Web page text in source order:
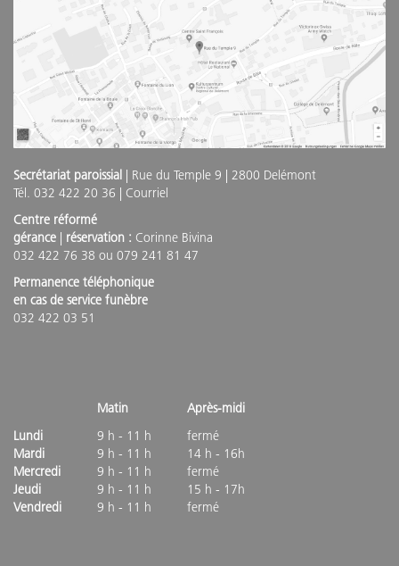
Secrétariat paroissial | Rue du Temple 9 | 2800 Delémont
Tél. 032 422 20 36 | Courriel
Centre réformé
gérance | réservation : Corinne Bivina
032 422 76 38 ou 079 241 81 47
Permanence téléphonique
en cas de service funèbre
032 422 03 51
Matin
Après-midi
Lundi
9 h - 11 h
fermé
Mardi
9 h - 11 h
14 h - 16h
Mercredi
9 h - 11 h
fermé
Jeudi
9 h - 11 h
15 h - 17h
Vendredi
9 h - 11 h fermé